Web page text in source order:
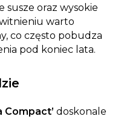
susze oraz wysokie
warto
co często pobudza
pod koniec lata.
Compact’ doskonale